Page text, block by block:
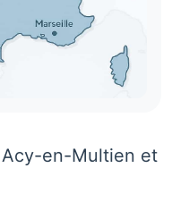
en-Multien et